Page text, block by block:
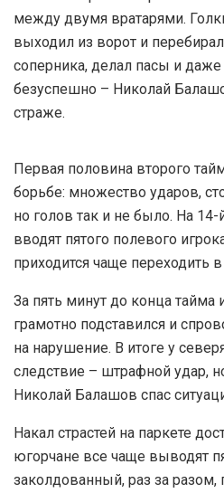
между двумя вратарями.
выходил из ворот и
соперника, делал пасы и
безуспешно – Николай
страже.
Первая половина второго
борьбе: множество ударов,
но голов так и не было. На
вводят пятого полевого
приходится чаще переходить
За пять минут до конца тайма
грамотно подставился и
на нарушение. В итоге у
следствие – штрафной удар,
Николай Балашов спас
Накал страстей на паркете
югорчане все чаще выводят
заколдованный, раз за разом,